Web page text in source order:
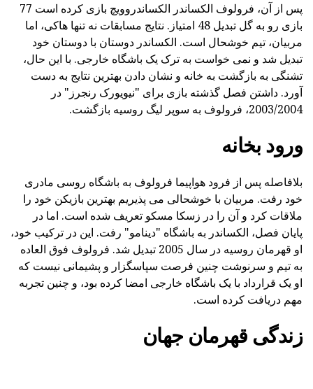
پس از آن، فرولوف الکساندر الکساندروویچ بازی کرده است 77
بازی رو به گل تبدیل 48 امتیاز. نتایج مسابقات نه تنها هاکی، اما
مربیان، تیم خوشحال است. الکساندر دوستان با دوستان خود
تبدیل شد و نمی خواست به ترک یک باشگاه خارجی. با این حال،
تشنگی به بازگشت به خانه و نشان دادن بهترین نتایج به دست
آورد. داشتن فصل گذشته بازی برای "نیویورک رنجرز" در
2003/2004، فرولوف به سوپر لیگ روسیه بازگشت.
ورود بخانه
بلافاصله پس از فرود هواپیما فرولوف به باشگاه روسی مادری
خود رفت. مربیان با خوشحالی می پذیریم بهترین بازیکن خود را
ملاقات کرد و آن را در زسکا مسکو تعریف شده است. اما در
پایان فصل، الکساندر به باشگاه "دینامو" رفت. این در ترکیب خود،
او قهرمان روسیه در سال 2005 تبدیل شد. فرولوف فوق العاده
به تیم و سرنوشت چنین فرصت سپاسگزار و پشیمانی نیست که
او یک قرارداد با یک باشگاه خارجی امضا کرده بود، و چنین تجربه
مهم دریافت کرده است.
زندگی قهرمان جهان